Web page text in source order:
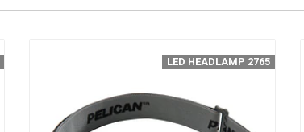
LED HEADLAMP 2765